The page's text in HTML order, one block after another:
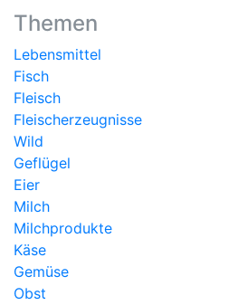
Themen
Lebensmittel
Fisch
Fleisch
Fleischerzeugnisse
Wild
Geflügel
Eier
Milch
Milchprodukte
Käse
Gemüse
Obst